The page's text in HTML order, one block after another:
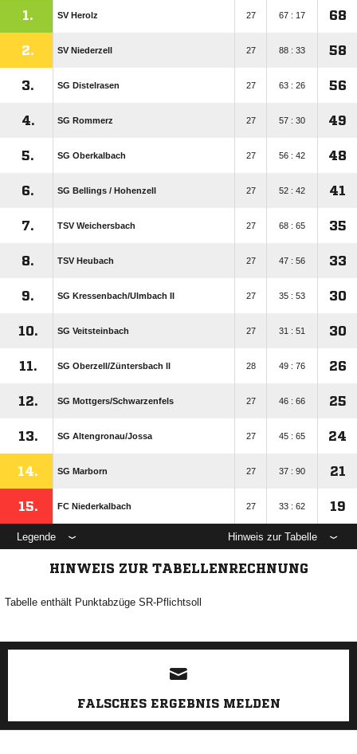
1. SV Herolz 27 67 : 17 68
2. SV Niederzell 27 88 : 33 58
3. SG Distelrasen 27 63 : 26 56
4. SG Rommerz 27 57 : 30 49
5. SG Oberkalbach 27 56 : 42 48
6. SG Bellings /​ Hohenzell 27 52 : 42 41
7. TSV Weichersbach 27 68 : 65 35
8. TSV Heubach 27 47 : 56 33
9. SG Kressenbach/​Ulmbach II 27 35 : 53 30
10. SG Veitsteinbach 27 31 : 51 30
11. SG Oberzell/​Züntersbach ll 28 49 : 76 26
12. SG Mottgers/​Schwarzenfels 27 46 : 66 25
13. SG Altengronau/​Jossa 27 45 : 65 24
14. SG Marborn 27 37 : 90 21
15. FC Niederkalbach 27 33 : 62 19
Legende Hinweis zur Tabelle
HINWEIS ZUR TABELLENRECHNUNG
Tabelle enthält Punktabzüge SR-Pflichtsoll
ANZEIGE
FALSCHES ERGEBNIS MELDEN